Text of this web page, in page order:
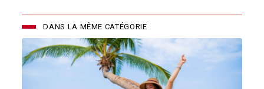
DANS LA MÊME CATÉGORIE